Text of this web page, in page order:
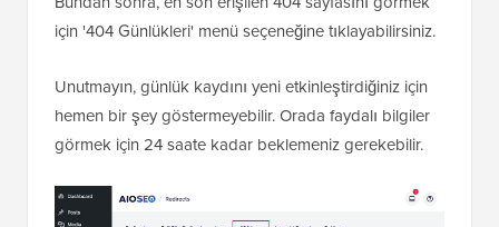
Devam etmeden önce 'Değişiklikleri Kaydet'e
tıklamayı unutmayın.
Bundan sonra, en son erişilen 404 sayfasını görmek
için '404 Günlükleri' menü seçeneğine tıklayabilirsiniz.
Unutmayın, günlük kaydını yeni etkinleştirdiğiniz için
hemen bir şey göstermeyebilir. Orada faydalı bilgiler